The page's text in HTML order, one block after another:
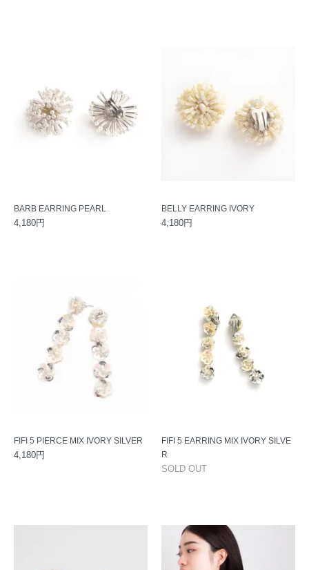
BARB EARRING PEARL
4,180円
BELLY EARRING IVORY
4,180円
FIFI 5 PIERCE MIX IVORY SILVER
4,180円
FIFI 5 EARRING MIX IVORY SILVE
R
SOLD OUT